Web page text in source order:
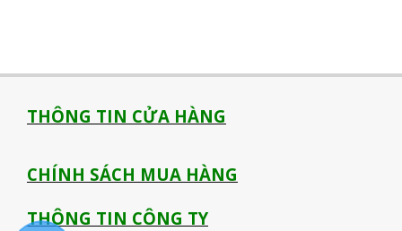
THÔNG TIN CỬA HÀNG
CHÍNH SÁCH MUA HÀNG
THÔNG TIN CÔNG TY